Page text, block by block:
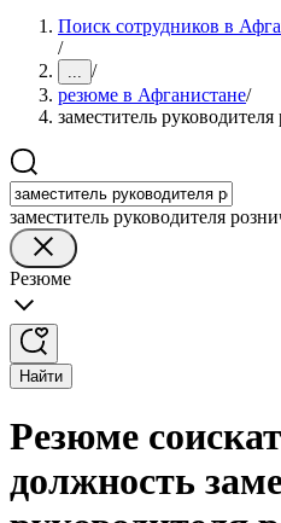
Поиск сотрудников в
/
... /
резюме в Афганистане/
заместитель
заместитель руководителя
Резюме
Найти
Резюме
должность